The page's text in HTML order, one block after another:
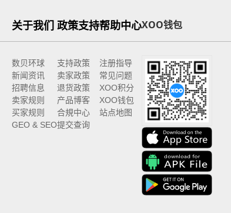
关于我们
数贝环球
新闻资讯
招聘信息
卖家规则
买家规则
GEO & SEO
政策支持
支持政策
卖家政策
退货政策
产品博客
合規中心
提交查询
帮助中心
注册指导
常见问题
XOO积分
XOO钱包
站点地图
XOO钱包